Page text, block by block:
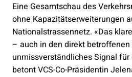
Eine Gesamtschau des
ohne Kapazitätserweiterungen
Nationalstrassennetz. «Das
– auch in den direkt
unmissverständliches Signal für
betont VCS-Co-Präsidentin